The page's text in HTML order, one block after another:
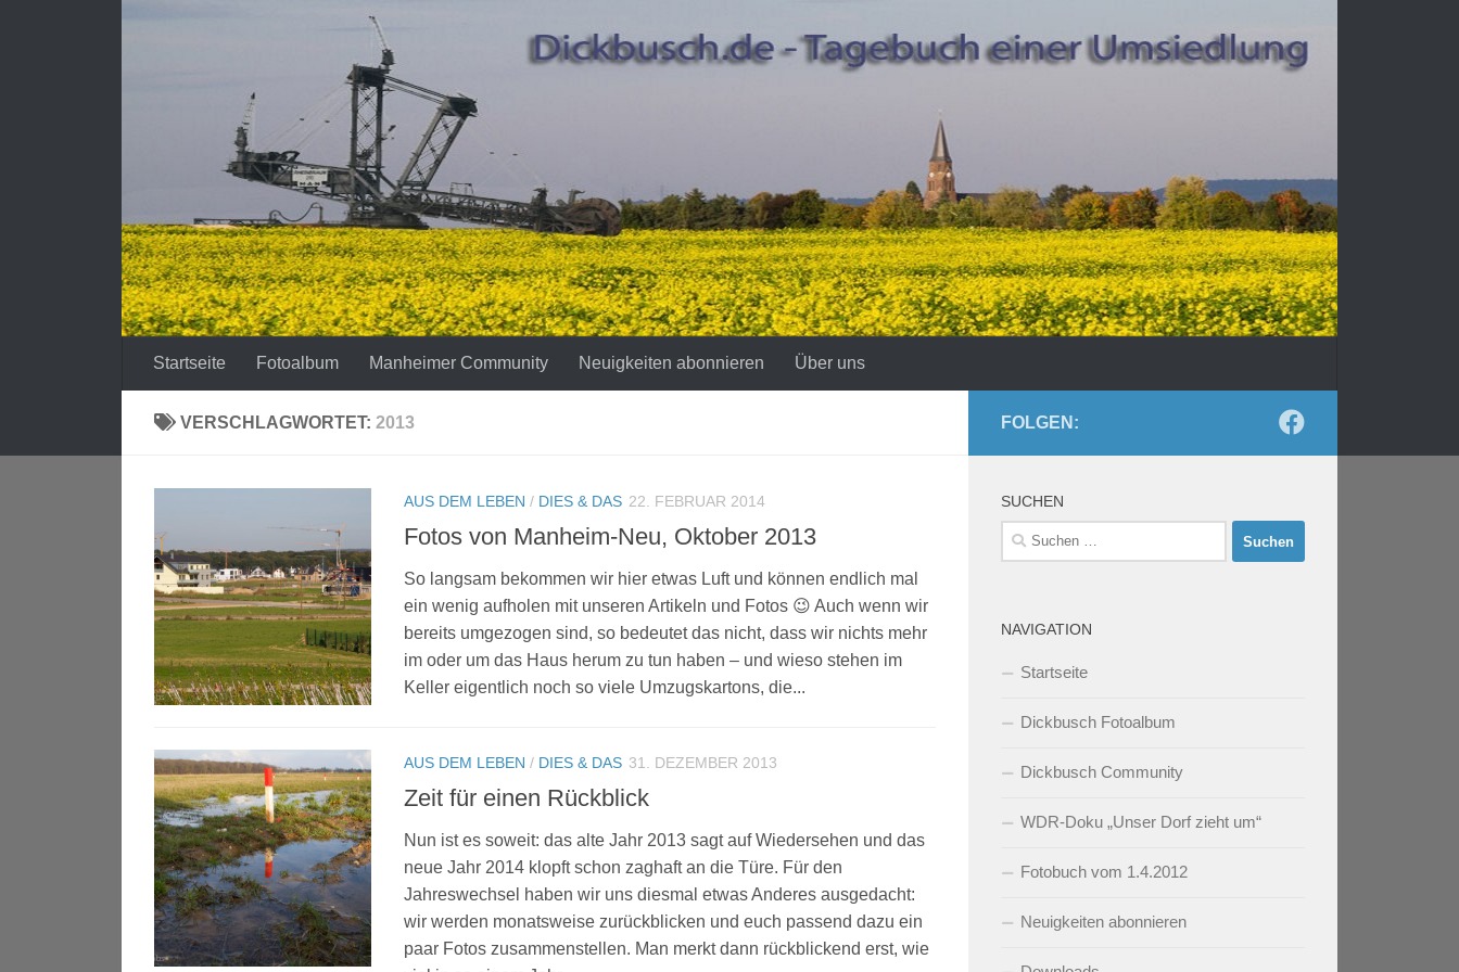
Startseite Fotoalbum Manheimer Community Neuigkeiten abonnieren Über uns
VERSCHLAGWORTET: 2013
AUS DEM LEBEN / DIES & DAS 22. FEBRUAR 2014
Fotos von Manheim-Neu, Oktober 2013
So langsam bekommen wir hier etwas Luft und können endlich mal
ein wenig aufholen mit unseren Artikeln und Fotos 😉 Auch wenn wir
bereits umgezogen sind, so bedeutet das nicht, dass wir nichts mehr
im oder um das Haus herum zu tun haben – und wieso stehen im
Keller eigentlich noch so viele Umzugskartons, die...
AUS DEM LEBEN / DIES & DAS 31. DEZEMBER 2013
Zeit für einen Rückblick
Nun ist es soweit: das alte Jahr 2013 sagt auf Wiedersehen und das
neue Jahr 2014 klopft schon zaghaft an die Türe. Für den
Jahreswechsel haben wir uns diesmal etwas Anderes ausgedacht:
wir werden monatsweise zurückblicken und euch passend dazu ein
paar Fotos zusammenstellen. Man merkt dann rückblickend erst, wie
FOLGEN:
SUCHEN
Suchen
nach:
NAVIGATION
Startseite
Dickbusch Fotoalbum
Dickbusch Community
WDR-Doku „Unser Dorf zieht um“
Fotobuch vom 1.4.2012
Neuigkeiten abonnieren